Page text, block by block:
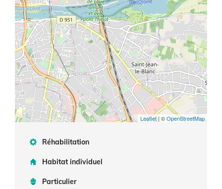
Leaflet| ©OpenStreetMap
Réhabilitation
Habitat individuel
Particulier